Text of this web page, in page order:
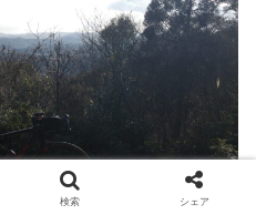
検索 シェア